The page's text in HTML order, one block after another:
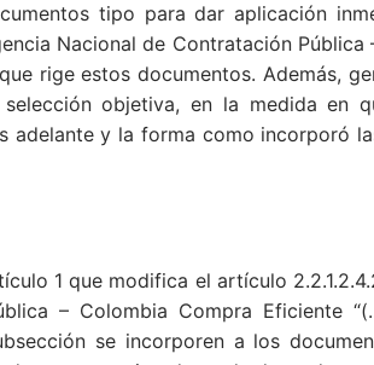
tipo para dar aplicación
Nacional de Contratación
rige estos documentos. Además,
objetiva, en la medida en
adelante y la forma como incorporó
1 que modifica el artículo
– Colombia Compra Eficiente
se incorporen a los